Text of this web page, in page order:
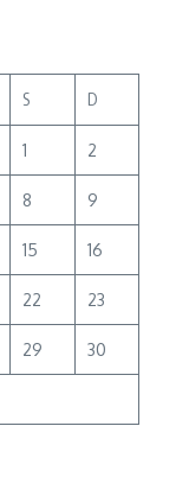
S D
1 2
8 9
15 16
22 23
29 30